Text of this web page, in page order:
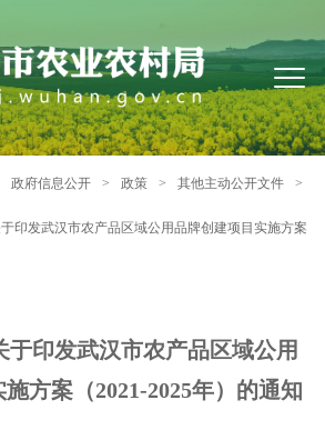
政府信息公开 > 政策 > 其他主动公开文件 >
印发武汉市农产品区域公用品牌创建项目实施方案
于印发武汉市农产品区域公用
方案（2021-2025年）的通知